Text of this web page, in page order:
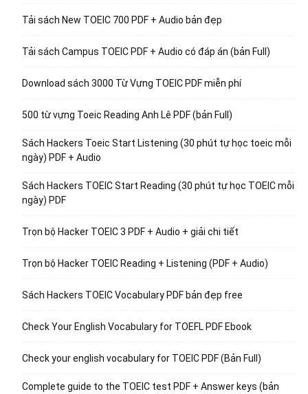
Tải sách New TOEIC 700 PDF + Audio bản đẹp
Tải sách Campus TOEIC PDF + Audio có đáp án (bản Full)
Download sách 3000 Từ Vựng TOEIC PDF miễn phí
500 từ vựng Toeic Reading Anh Lê PDF (bản Full)
Sách Hackers Toeic Start Listening (30 phút tự học toeic mỗi
ngày) PDF + Audio
Sách Hackers TOEIC Start Reading (30 phút tự học TOEIC mỗi
ngày) PDF
Trọn bộ Hacker TOEIC 3 PDF + Audio + giải chi tiết
Trọn bộ Hacker TOEIC Reading + Listening (PDF + Audio)
Sách Hackers TOEIC Vocabulary PDF bản đẹp free
Check Your English Vocabulary for TOEFL PDF Ebook
Check your english vocabulary for TOEIC PDF (Bản Full)
Complete guide to the TOEIC test PDF + Answer keys (bản